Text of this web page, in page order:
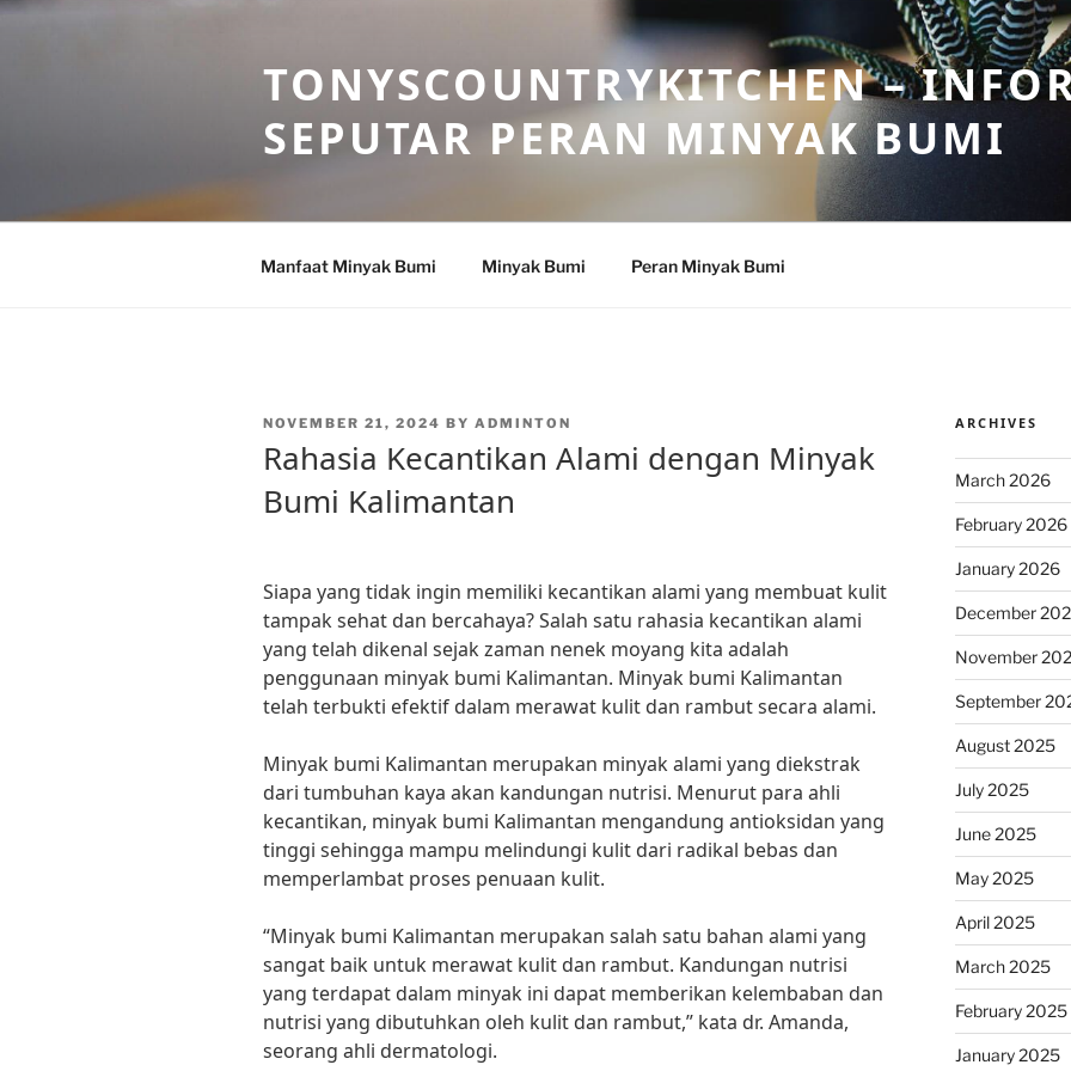
Skip
TONYSCOUNTRYKITCHEN –
SEPUTAR PERAN MINYAK BUMI
Manfaat Minyak Bumi Minyak Bumi Peran Minyak Bumi
POSTED
NOVEMBER 21, 2024 BY ADMINTON
Rahasia Kecantikan Alami dengan Minyak
Bumi Kalimantan
Siapa yang tidak ingin memiliki kecantikan alami yang membuat kulit
tampak sehat dan bercahaya? Salah satu rahasia kecantikan alami
yang telah dikenal sejak zaman nenek moyang kita adalah
penggunaan minyak bumi Kalimantan. Minyak bumi Kalimantan
telah terbukti efektif dalam merawat kulit dan rambut secara alami.
Minyak bumi Kalimantan merupakan minyak alami yang diekstrak
dari tumbuhan kaya akan kandungan nutrisi. Menurut para ahli
kecantikan, minyak bumi Kalimantan mengandung antioksidan yang
tinggi sehingga mampu melindungi kulit dari radikal bebas dan
memperlambat proses penuaan kulit.
“Minyak bumi Kalimantan merupakan salah satu bahan alami yang
sangat baik untuk merawat kulit dan rambut. Kandungan nutrisi
yang terdapat dalam minyak ini dapat memberikan kelembaban dan
nutrisi yang dibutuhkan oleh kulit dan rambut,” kata dr. Amanda,
seorang ahli dermatologi.
ARCHIVES
March 2026
February 2026
January 2026
December
November
September
August 2025
July 2025
June 2025
May 2025
April 2025
March 2025
February 2025
January 2025